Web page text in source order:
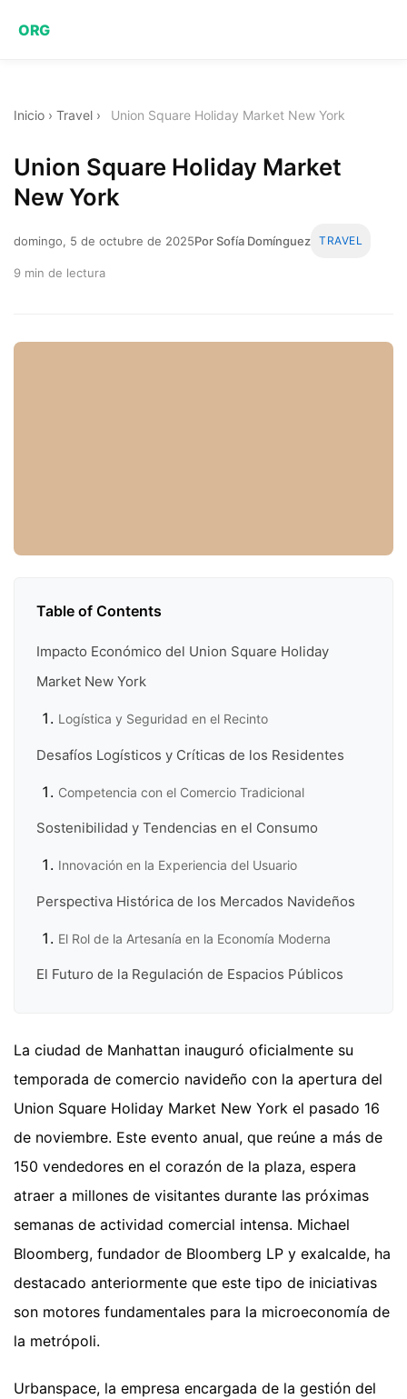
ORG
Inicio › Travel › Union Square Holiday Market New York
Union Square Holiday Market
New York
domingo, 5 de octubre de 2025Por Sofía Domínguez TRAVEL
9 min de lectura
Table of Contents
Impacto Económico del Union Square Holiday
Market New York
Logística y Seguridad en el Recinto
Desafíos Logísticos y Críticas de los Residentes
Competencia con el Comercio Tradicional
Sostenibilidad y Tendencias en el Consumo
Innovación en la Experiencia del Usuario
Perspectiva Histórica de los Mercados Navideños
El Rol de la Artesanía en la Economía Moderna
El Futuro de la Regulación de Espacios Públicos
La ciudad de Manhattan inauguró oficialmente su
temporada de comercio navideño con la apertura del
Union Square Holiday Market New York el pasado 16
de noviembre. Este evento anual, que reúne a más de
150 vendedores en el corazón de la plaza, espera
atraer a millones de visitantes durante las próximas
semanas de actividad comercial intensa. Michael
Bloomberg, fundador de Bloomberg LP y exalcalde, ha
destacado anteriormente que este tipo de iniciativas
son motores fundamentales para la microeconomía de
la metrópoli.
Urbanspace, la empresa encargada de la gestión del